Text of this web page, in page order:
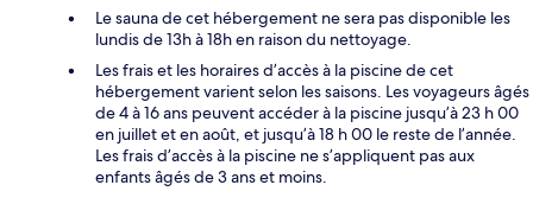
Le sauna de cet hébergement ne sera pas disponible les
lundis de 13h à 18h en raison du nettoyage.
Les frais et les horaires d’accès à la piscine de cet
hébergement varient selon les saisons. Les voyageurs âgés
de 4 à 16 ans peuvent accéder à la piscine jusqu’à 23 h 00
en juillet et en août, et jusqu’à 18 h 00 le reste de l’année.
Les frais d’accès à la piscine ne s’appliquent pas aux
enfants âgés de 3 ans et moins.